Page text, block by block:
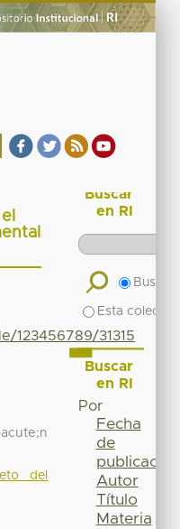
123456789/31315
del
Buscar
en RI
Buscar
Esta
Buscar
en RI
Por
Fecha
de
publicación
Autor
Título
Materia